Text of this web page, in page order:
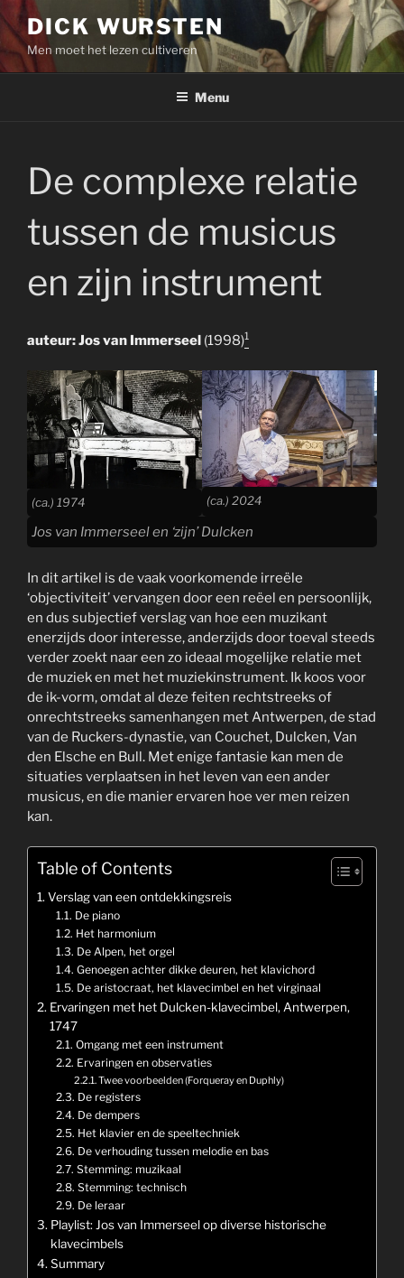
Skip
to
content
DICK WURSTEN
Men moet het lezen cultiveren
Menu
De complexe relatie
tussen de musicus
en zijn instrument
auteur: Jos van Immerseel (1998)1
(ca.) 1974 (ca.) 2024
Jos van Immerseel en ‘zijn’ Dulcken
In dit artikel is de vaak voorkomende irreële
‘objectiviteit’ vervangen door een reëel en persoonlijk,
en dus subjectief verslag van hoe een muzikant
enerzijds door interesse, anderzijds door toeval steeds
verder zoekt naar een zo ideaal mogelijke relatie met
de muziek en met het muziekinstrument. Ik koos voor
de ik-vorm, omdat al deze feiten rechtstreeks of
onrechtstreeks samenhangen met Antwerpen, de stad
van de Ruckers-dynastie, van Couchet, Dulcken, Van
den Elsche en Bull. Met enige fantasie kan men de
situaties verplaatsen in het leven van een ander
musicus, en die manier ervaren hoe ver men reizen
kan.
Table of Contents
Verslag van een ontdekkingsreis
De piano
Het harmonium
De Alpen, het orgel
Genoegen achter dikke deuren, het klavichord
De aristocraat, het klavecimbel en het virginaal
Ervaringen met het Dulcken-klavecimbel, Antwerpen,
1747
Omgang met een instrument
Ervaringen en observaties
Twee voorbeelden (Forqueray en Duphly)
De registers
De dempers
Het klavier en de speeltechniek
De verhouding tussen melodie en bas
Stemming: muzikaal
Stemming: technisch
De leraar
Playlist: Jos van Immerseel op diverse historische
klavecimbels
Summary